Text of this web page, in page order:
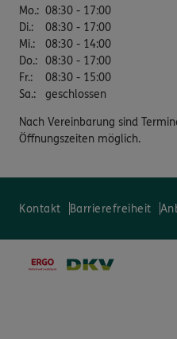
Mo.: 08:30 - 17:00
Di.:
08:30 - 17:00
Mi.:
08:30 - 14:00
Do.: 08:30 - 17:00
Fr.:
08:30 - 15:00
Sa.: geschlossen
Nach Vereinbarung sind
Öffnungszeiten möglich.
Kontakt Barrierefreiheit